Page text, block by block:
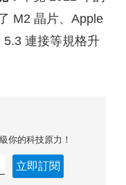
M2 晶片、Apple
連接等規格升
你的科技原力！
立即訂閱